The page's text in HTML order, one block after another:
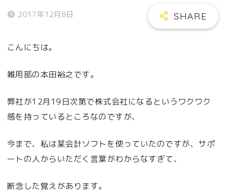
2017年12月8日
こんにちは。
雑用部の本田裕之です。
弊社が12月19日次第で株式会社になるというワクワク
感を持っているところなのですが、
今まで、私は某会計ソフトを使っていたのですが、サポ
ートの人からいただく言葉がわからなすぎて、
断念した覚えがあります。